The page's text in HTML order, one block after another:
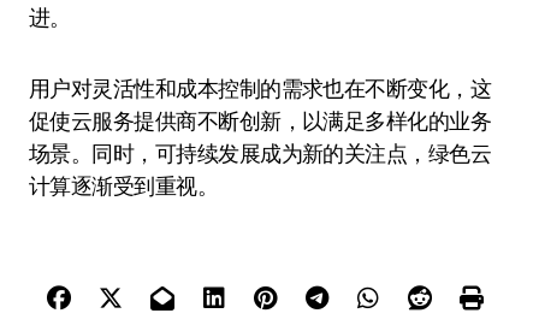
进。
用户对灵活性和成本控制的需求也在不断变化，这
促使云服务提供商不断创新，以满足多样化的业务
场景。同时，可持续发展成为新的关注点，绿色云
计算逐渐受到重视。